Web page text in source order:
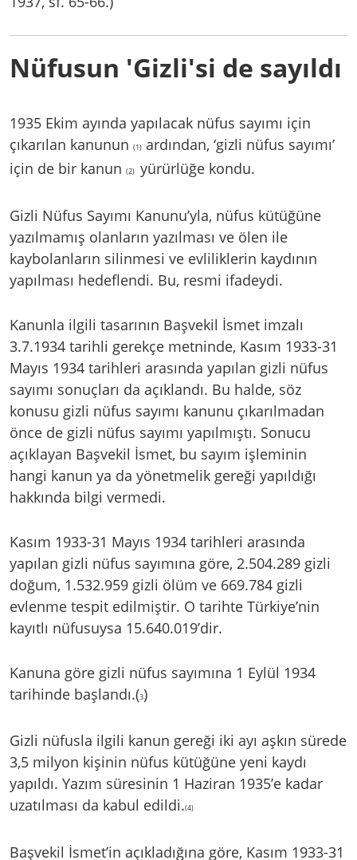
Nüfusun 'Gizli'si de sayıldı
1935 Ekim ayında yapılacak nüfus sayımı için
çıkarılan kanunun (1) ardından, ‘gizli nüfus sayımı’
için de bir kanun (2) yürürlüğe kondu.
Gizli Nüfus Sayımı Kanunu’yla, nüfus kütüğüne
yazılmamış olanların yazılması ve ölen ile
kaybolanların silinmesi ve evliliklerin kaydının
yapılması hedeflendi. Bu, resmi ifadeydi.
Kanunla ilgili tasarının Başvekil İsmet imzalı
3.7.1934 tarihli gerekçe metninde, Kasım 1933-31
Mayıs 1934 tarihleri arasında yapılan gizli nüfus
sayımı sonuçları da açıklandı. Bu halde, söz
konusu gizli nüfus sayımı kanunu çıkarılmadan
önce de gizli nüfus sayımı yapılmıştı. Sonucu
açıklayan Başvekil İsmet, bu sayım işleminin
hangi kanun ya da yönetmelik gereği yapıldığı
hakkında bilgi vermedi.
Kasım 1933-31 Mayıs 1934 tarihleri arasında
yapılan gizli nüfus sayımına göre, 2.504.289 gizli
doğum, 1.532.959 gizli ölüm ve 669.784 gizli
evlenme tespit edilmiştir. O tarihte Türkiye’nin
kayıtlı nüfusuysa 15.640.019’dir.
Kanuna göre gizli nüfus sayımına 1 Eylül 1934
tarihinde başlandı.(3)
Gizli nüfusla ilgili kanun gereği iki ayı aşkın sürede
3,5 milyon kişinin nüfus kütüğüne yeni kaydı
yapıldı. Yazım süresinin 1 Haziran 1935’e kadar
uzatılması da kabul edildi.(4)
Başvekil İsmet’in açıkladığına göre, Kasım 1933-31